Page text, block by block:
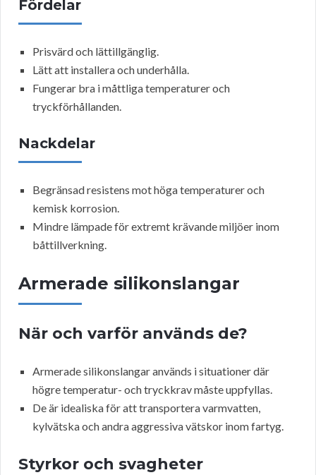
Fördelar
Prisvärd och lättillgänglig.
Lätt att installera och underhålla.
Fungerar bra i måttliga temperaturer och
tryckförhållanden.
Nackdelar
Begränsad resistens mot höga temperaturer och
kemisk korrosion.
Mindre lämpade för extremt krävande miljöer inom
båttillverkning.
Armerade silikonslangar
När och varför används de?
Armerade silikonslangar används i situationer där
högre temperatur- och tryckkrav måste uppfyllas.
De är idealiska för att transportera varmvatten,
kylvätska och andra aggressiva vätskor inom fartyg.
Styrkor och svagheter